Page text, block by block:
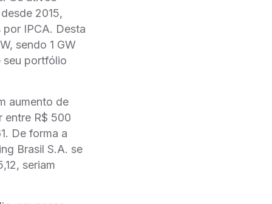
2015,
IPCA. Desta
sendo 1 GW
seu portfólio
aumento de
entre R$ 500
De forma a
Brasil S.A. se
seriam